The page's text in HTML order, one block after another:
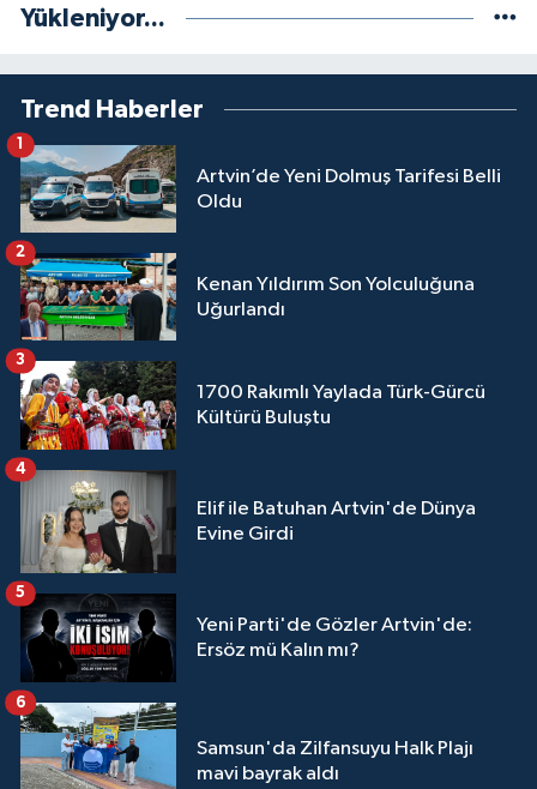
Yükleniyor...
Trend Haberler
Artvin’de Yeni Dolmuş Tarifesi Belli
Oldu
Kenan Yıldırım Son Yolculuğuna
Uğurlandı
2
1700 Rakımlı Yaylada Türk-Gürcü
Kültürü Buluştu
3
Elif ile Batuhan Artvin'de Dünya
Evine Girdi
4
Yeni Parti'de Gözler Artvin'de:
Ersöz mü Kalın mı?
5
Samsun'da Zilfansuyu Halk Plajı
mavi bayrak aldı
6